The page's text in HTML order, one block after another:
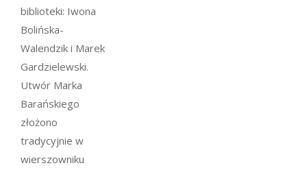
biblioteki: Iwona
Bolińska-
Walendzik i Marek
Gardzielewski.
Utwór Marka
Barańskiego
złożono
tradycyjnie w
wierszowniku